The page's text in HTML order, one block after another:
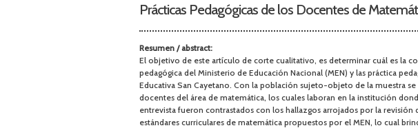
Prácticas Pedagógicas de los Docentes de
Resumen / abstract:
El objetivo de este artículo de corte cualitativo, es determinar cuál es la
pedagógica del Ministerio de Educación Nacional (MEN) y las práctica
Educativa San Cayetano. Con la población sujeto-objeto de la muestra
docentes del área de matemática, los cuales laboran en la institución
entrevista fueron contrastados con los hallazgos arrojados por la
estándares curriculares de matemática propuestos por el MEN, lo cual